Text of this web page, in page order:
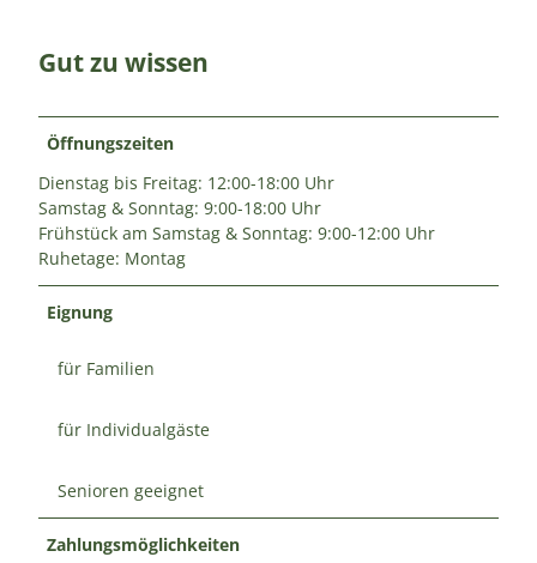
Gut zu wissen
Öffnungszeiten
Dienstag bis Freitag: 12:00-18:00 Uhr
Samstag & Sonntag: 9:00-18:00 Uhr
Frühstück am Samstag & Sonntag: 9:00-12:00 Uhr
Ruhetage: Montag
Eignung
für Familien
für Individualgäste
Senioren geeignet
Zahlungsmöglichkeiten